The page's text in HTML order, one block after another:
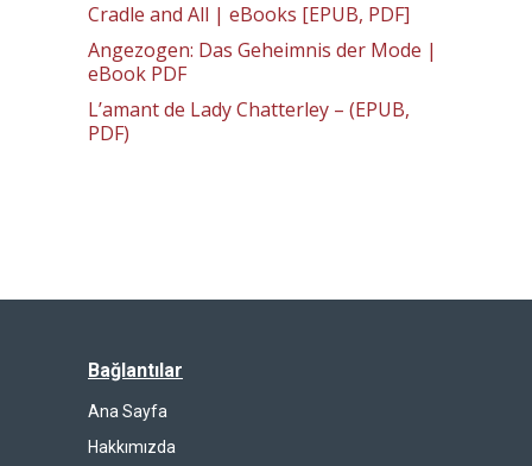
Cradle and All | eBooks [EPUB, PDF]
Angezogen: Das Geheimnis der Mode |
eBook PDF
L’amant de Lady Chatterley – (EPUB,
PDF)
Bağlantılar
Ana Sayfa
Hakkımızda